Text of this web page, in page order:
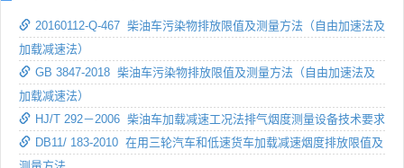
20160112-Q-467 柴油车污染物排放限值及测量方法（自由加速法及
加载减速法）
GB 3847-2018 柴油车污染物排放限值及测量方法（自由加速法及
加载减速法）
HJ/T 292－2006 柴油车加载减速工况法排气烟度测量设备技术要求
DB11/ 183-2010 在用三轮汽车和低速货车加载减速烟度排放限值及